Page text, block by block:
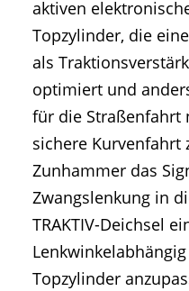
aktiven
Topzylinder, die
als
optimiert und
für die Straßenfahrt
sichere
Zunhammer das
Zwangslenkung in
TRAKTIV-Deichsel
Topzylinder